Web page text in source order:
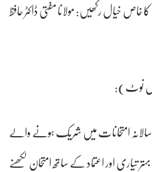
خیال رکھیں: مولانا مفتی ڈاکٹر حافظ
مارچ 2026 کے سالانہ امتحانات میں شریک ہونے والے
تیاری اور اعتماد کے ساتھ امتحان لکھنے